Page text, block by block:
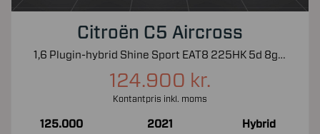
Citroën C5 Aircross
1,6 Plugin-hybrid Shine Sport EAT8 225HK 5d 8g Aut.
124.900 kr.
Kontantpris inkl. moms
125.000
2021
Hybrid